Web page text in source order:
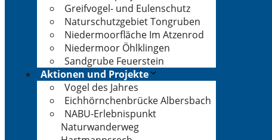
Greifvogel- und Eulenschutz
Naturschutzgebiet Tongruben
Niedermoorfläche Im Atzenrod
Niedermoor Öhlklingen
Sandgrube Feuerstein
Aktionen und Projekte
Vogel des Jahres
Eichhörnchenbrücke Albersbach
NABU-Erlebnispunkt
Naturwanderweg